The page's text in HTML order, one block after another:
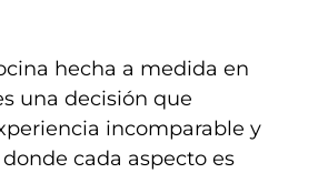
hecha a medida en
una decisión que
incomparable y
cada aspecto es